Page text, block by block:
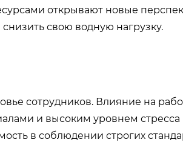
открывают новые
свою водную нагрузку.
сотрудников. Влияние на
и высоким уровнем стресса
в соблюдении строгих